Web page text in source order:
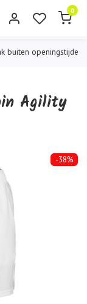
0
openingstijden
Agility
-38%